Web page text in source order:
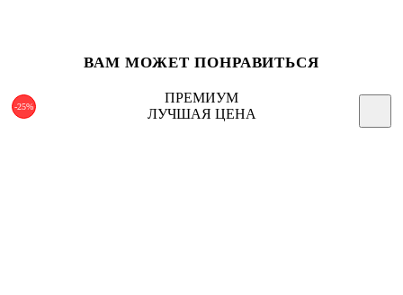
ВАМ МОЖЕТ ПОНРАВИТЬСЯ
-25%
ПРЕМИУМ
ЛУЧШАЯ ЦЕНА